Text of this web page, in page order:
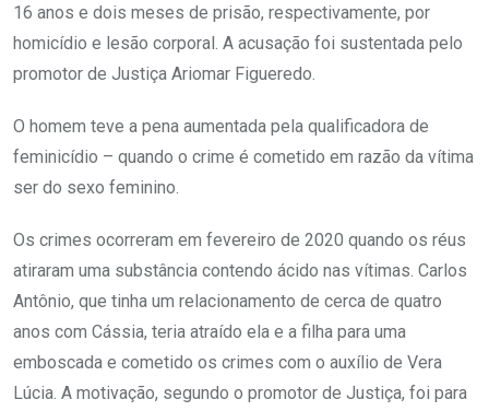
16 anos e dois meses de prisão, respectivamente, por
homicídio e lesão corporal. A acusação foi sustentada pelo
promotor de Justiça Ariomar Figueredo.
O homem teve a pena aumentada pela qualificadora de
feminicídio – quando o crime é cometido em razão da vítima
ser do sexo feminino.
Os crimes ocorreram em fevereiro de 2020 quando os réus
atiraram uma substância contendo ácido nas vítimas. Carlos
Antônio, que tinha um relacionamento de cerca de quatro
anos com Cássia, teria atraído ela e a filha para uma
emboscada e cometido os crimes com o auxílio de Vera
Lúcia. A motivação, segundo o promotor de Justiça, foi para